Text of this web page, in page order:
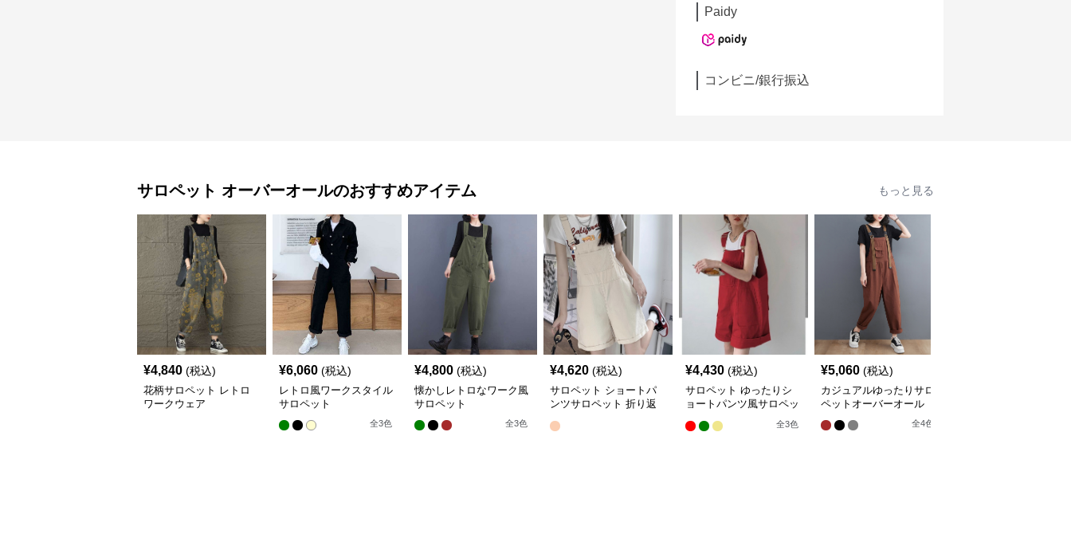
Paidy
コンビニ/銀行振込
サロペット オーバーオールのおすすめアイテム もっと見る
¥4,840 (税込)
花柄サロペット レトロ
ワークウェア
¥6,060 (税込)
レトロ風ワークスタイル
サロペット
全3色
¥4,800 (税込)
懐かしレトロなワーク風
サロペット
全3色
¥4,620 (税込)
サロペット ショートパ
ンツサロペット 折り返
¥4,430 (税込)
サロペット ゆったりシ
ョートパンツ風サロペッ
全3色
¥5,060 (税込)
カジュアルゆったりサロ
ペットオーバーオール
全4色